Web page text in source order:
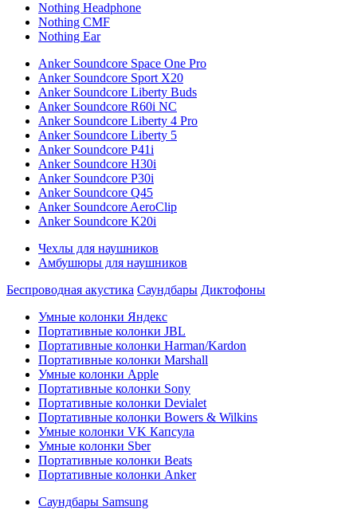
Nothing Headphone
Nothing CMF
Nothing Ear
Anker Soundcore Space One Pro
Anker Soundcore Sport X20
Anker Soundcore Liberty Buds
Anker Soundcore R60i NC
Anker Soundcore Liberty 4 Pro
Anker Soundcore Liberty 5
Anker Soundcore P41i
Anker Soundcore H30i
Anker Soundcore P30i
Anker Soundcore Q45
Anker Soundcore AeroClip
Anker Soundcore K20i
Чехлы для наушников
Амбушюры для наушников
Беспроводная акустика Саундбары Диктофоны
Умные колонки Яндекс
Портативные колонки JBL
Портативные колонки Harman/Kardon
Портативные колонки Marshall
Умные колонки Apple
Портативные колонки Sony
Портативные колонки Devialet
Портативные колонки Bowers & Wilkins
Умные колонки VK Капсула
Умные колонки Sber
Портативные колонки Beats
Портативные колонки Anker
Саундбары Samsung